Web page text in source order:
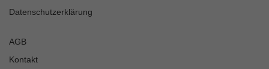
Datenschutzerklärung
AGB
Kontakt